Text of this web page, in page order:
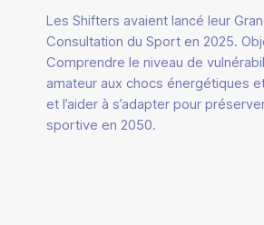
Les Shifters avaient lancé leur
Consultation du Sport en 2025.
Comprendre le niveau de
amateur aux chocs énergétiques
et l’aider à s’adapter pour
sportive en 2050.